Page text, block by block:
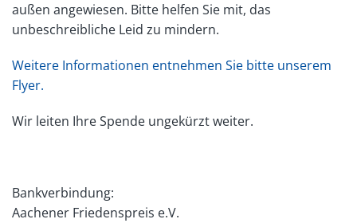
außen angewiesen. Bitte helfen Sie mit, das
unbeschreibliche Leid zu mindern.
Weitere Informationen entnehmen Sie bitte unserem
Flyer.
Wir leiten Ihre Spende ungekürzt weiter.
Bankverbindung:
Aachener Friedenspreis e.V.